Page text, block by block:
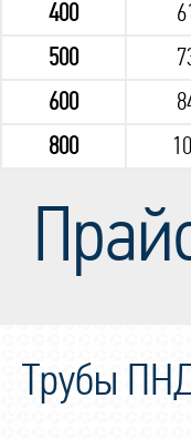
400
500
600
800
Трубы